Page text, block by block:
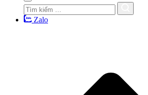
Zalo